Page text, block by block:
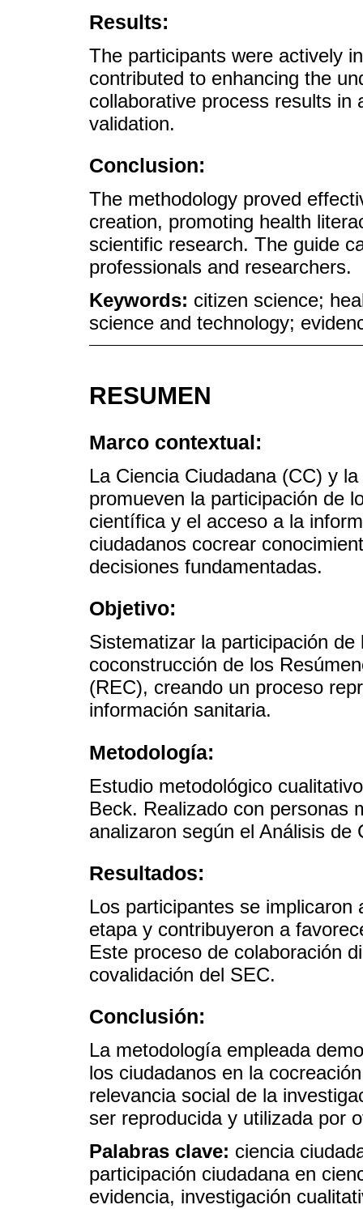
Results:
The participants were actively
contributed to enhancing the
collaborative process results in
validation.
Conclusion:
The methodology proved
creation, promoting health
scientific research. The guide
professionals and researchers.
Keywords: citizen science;
science and technology;
RESUMEN
Marco contextual:
La Ciencia Ciudadana (CC) y
promueven la participación de
científica y el acceso a la
ciudadanos cocrear
decisiones fundamentadas.
Objetivo:
Sistematizar la participación
coconstrucción de los
(REC), creando un proceso
información sanitaria.
Metodología:
Estudio metodológico
Beck. Realizado con personas
analizaron según el Análisis de
Resultados:
Los participantes se
etapa y contribuyeron a
Este proceso de colaboración
covalidación del SEC.
Conclusión:
La metodología empleada
los ciudadanos en la
relevancia social de la
ser reproducida y utilizada por
Palabras clave: ciencia
participación ciudadana en
evidencia, investigación